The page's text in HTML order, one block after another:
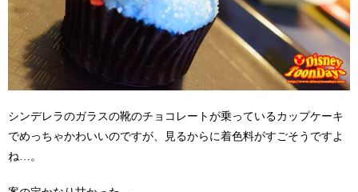
シンデレラのガラスの靴のチョコレートが乗っているカップケーキ
でめっちゃかわいいのですが、見るからに着色料がすごそうですよ
ね…。